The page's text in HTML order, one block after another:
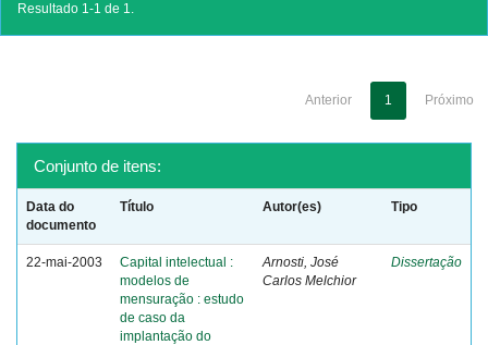
Resultado 1-1 de 1.
Anterior 1 Próximo
Conjunto de itens:
Data do
documento
Título Autor(es) Tipo
22-mai-2003
Capital intelectual :
modelos de
mensuração : estudo
de caso da
implantação do
Arnosti, José
Carlos Melchior
Dissertação